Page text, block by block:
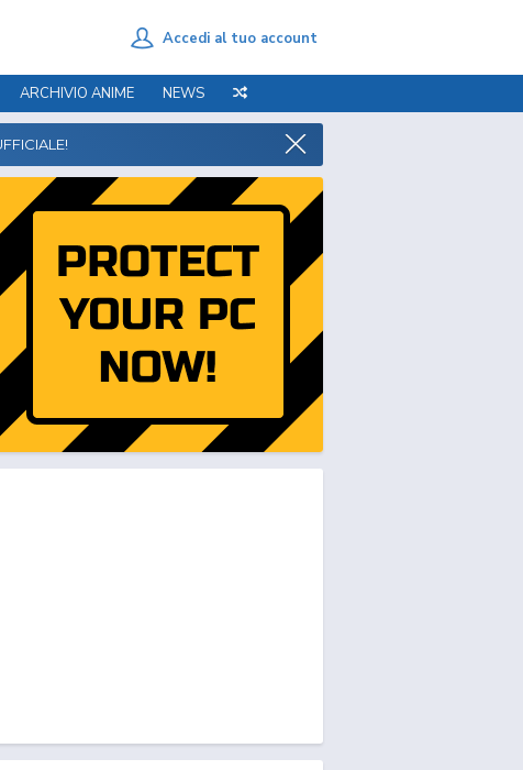
Accedi al tuo account
ARCHIVIO ANIME NEWS